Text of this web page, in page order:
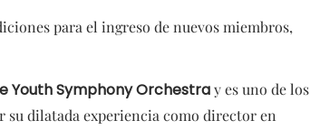
para el ingreso de nuevos miembros,
Youth Symphony Orchestray es uno de los
su dilatada experiencia como director en